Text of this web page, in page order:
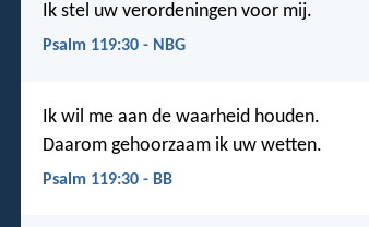
Ik stel uw verordeningen voor mij.
Psalm 119:30 - NBG
Ik wil me aan de waarheid houden.
Daarom gehoorzaam ik uw wetten.
Psalm 119:30 - BB